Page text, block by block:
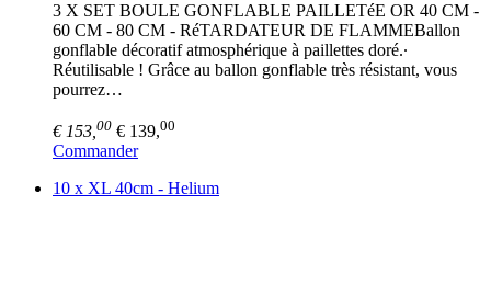
3 X SET BOULE GONFLABLE PAILLETéE OR 40 CM -
60 CM - 80 CM - RéTARDATEUR DE FLAMMEBallon
gonflable décoratif atmosphérique à paillettes doré.∙
Réutilisable ! Grâce au ballon gonflable très résistant, vous
pourrez…
€ 153, 00 € 139,00
Commander
10 x XL 40cm - Helium